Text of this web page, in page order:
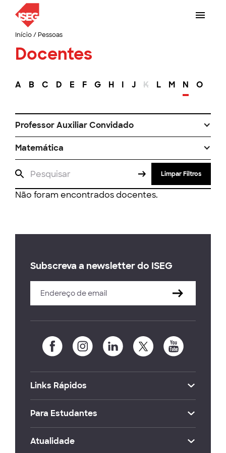
Início/ Pessoas
Docentes
A B C D E F G H I J K L M N O
Professor Auxiliar Convidado
Matemática
Limpar Filtros
Não foram encontrados docentes.
Subscreva a newsletter do ISEG
Links Rápidos
Para Estudantes
Atualidade